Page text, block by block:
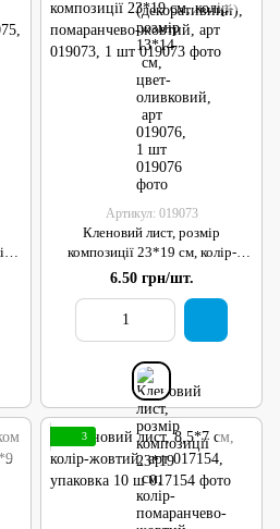
Артикул: 019073
Кленовий лист, розмір
композиції 23*19 см, колір-
помаранчево-жовтий, арт
019073, 1 шт
6.50 грн/шт.
3